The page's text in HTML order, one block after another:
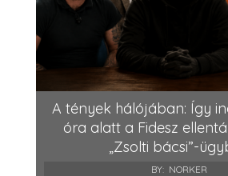
A tények hálójában: Így
óra alatt a Fidesz
„Zsolti bácsi”-
BY: NORKER